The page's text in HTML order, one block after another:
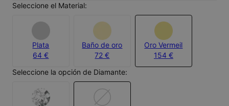
Seleccione el Material:
Plata
64 €
Baño de oro
72 €
Oro Vermeil
154 €
Seleccione la opción de Diamante: